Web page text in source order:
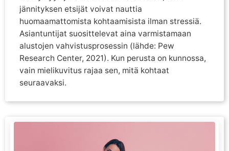
jännityksen etsijät voivat nauttia
huomaamattomista kohtaamisista ilman stressiä.
Asiantuntijat suosittelevat aina varmistamaan
alustojen vahvistusprosessin (lähde: Pew
Research Center, 2021). Kun perusta on kunnossa,
vain mielikuvitus rajaa sen, mitä kohtaat
seuraavaksi.